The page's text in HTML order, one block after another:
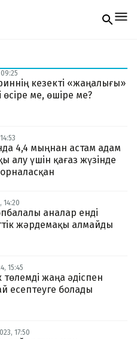
электронды
Жаңа нөмір
Тек email
кезекті «жаңалығы»
өсіре ме, өшіре ме?
4,4 мыңнан астам адам
алу үшін қағаз жүзінде
14:20
аналар енді
жәрдемақы алмайды
15:45
төлемді жаңа әдіспен
есептеуге болады
17:50